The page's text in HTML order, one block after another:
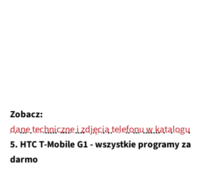
Zobacz:
dane techniczne i zdjęcia telefonu w katalogu
5. HTC T-Mobile G1 - wszystkie programy za
darmo